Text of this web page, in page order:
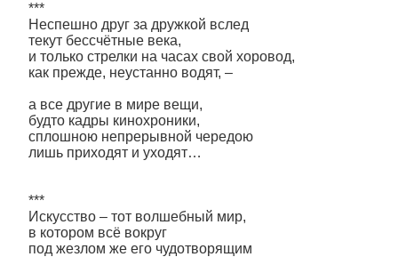
***
Неспешно друг за дружкой вслед
текут бессчётные века,
и только стрелки на часах свой хоровод,
как прежде, неустанно водят, –
а все другие в мире вещи,
будто кадры кинохроники,
сплошною непрерывной чередою
лишь приходят и уходят…
***
Искусство – тот волшебный мир,
в котором всё вокруг
под жезлом же его чудотворящим